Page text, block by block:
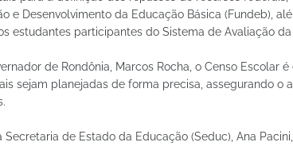
e Desenvolvimento da Educação Básica (Fundeb),
estudantes participantes do Sistema de Avaliação da
de Rondônia, Marcos Rocha, o Censo Escolar
sejam planejadas de forma precisa, assegurando o
Secretaria de Estado da Educação (Seduc), Ana